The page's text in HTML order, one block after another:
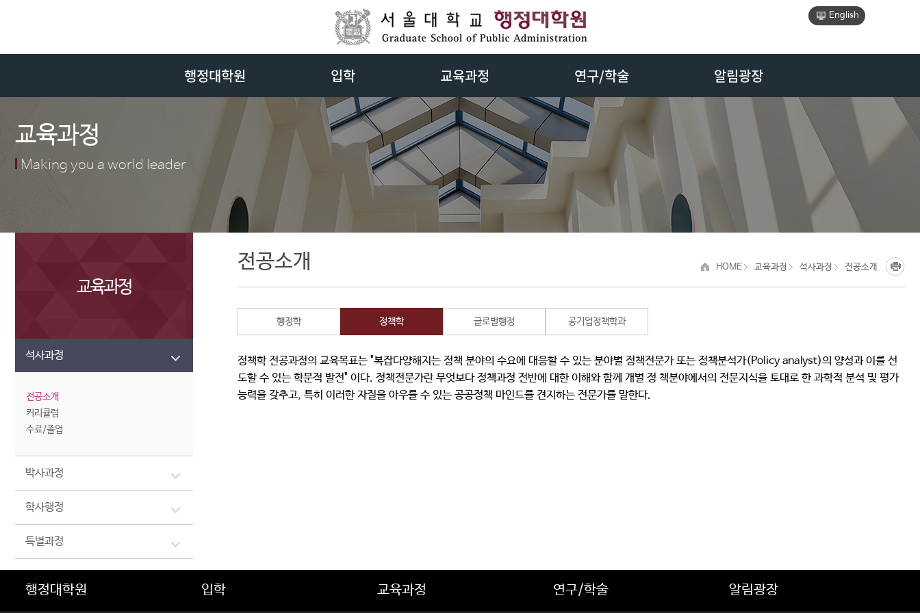
English
행정대학원 입학 교육과정 연구/학술 알림광장
교육과정
Making you a world leader
교육과정
석사과정
전공소개
커리큘럼
수료/졸업
박사과정
학사행정
특별과정
전공소개 HOME 교육과정 석사과정 전공소개
행정학 정책학 글로벌행정 공기업정책학과
정책학 전공과정의 교육목표는 "복잡다양해지는 정책 분야의 수요에 대응할 수 있는 분야별 정책전문가 또는 정책분석가(Policy analyst)의 양성과 이를 선
도할 수 있는 학문적 발전" 이다. 정책전문가란 무엇보다 정책과정 전반에 대한 이해와 함께 개별 정 책분야에서의 전문지식을 토대로 한 과학적 분석 및 평가
능력을 갖추고, 특히 이러한 자질을 아우를 수 있는 공공정책 마인드를 견지하는 전문가를 말한다.
행정대학원 입학 교육과정 연구/학술 알림광장